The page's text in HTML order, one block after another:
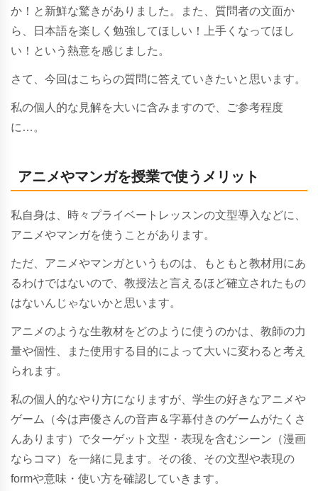
か！と新鮮な驚きがありました。また、質問者の文面か
ら、日本語を楽しく勉強してほしい！上手くなってほし
い！という熱意を感じました。
さて、今回はこちらの質問に答えていきたいと思います。
私の個人的な見解を大いに含みますので、ご参考程度
に…。
アニメやマンガを授業で使うメリット
私自身は、時々プライベートレッスンの文型導入などに、
アニメやマンガを使うことがあります。
ただ、アニメやマンガというものは、もともと教材用にあ
るわけではないので、教授法と言えるほど確立されたもの
はないんじゃないかと思います。
アニメのような生教材をどのように使うのかは、教師の力
量や個性、また使用する目的によって大いに変わると考え
られます。
私の個人的なやり方になりますが、学生の好きなアニメや
ゲーム（今は声優さんの音声＆字幕付きのゲームがたくさ
んあります）でターゲット文型・表現を含むシーン（漫画
ならコマ）を一緒に見ます。その後、その文型や表現の
formや意味・使い方を確認していきます。